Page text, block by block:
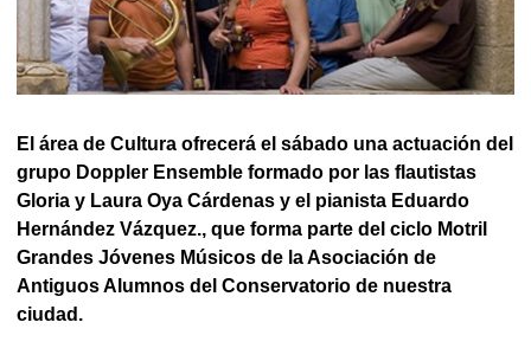
El área de Cultura ofrecerá el sábado una actuación del
grupo Doppler Ensemble formado por las flautistas
Gloria y Laura Oya Cárdenas y el pianista Eduardo
Hernández Vázquez., que forma parte del ciclo Motril
Grandes Jóvenes Músicos de la Asociación de
Antiguos Alumnos del Conservatorio de nuestra
ciudad.